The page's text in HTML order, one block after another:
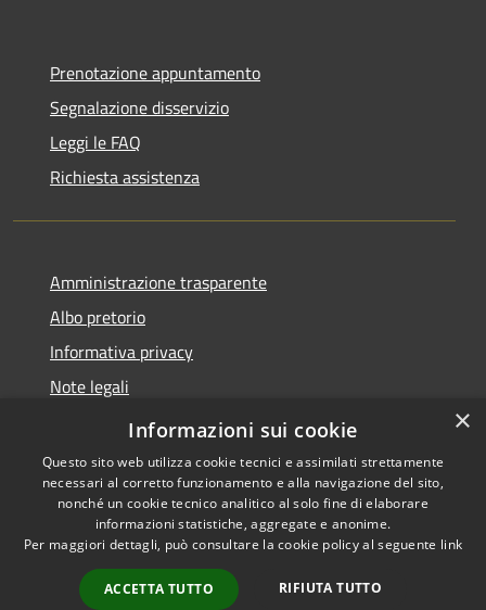
Prenotazione appuntamento
Segnalazione disservizio
Leggi le FAQ
Richiesta assistenza
Amministrazione trasparente
Albo pretorio
Informativa privacy
Note legali
Dichiarazione di accessibilità
Accessibilità
Copyright © 2026 • Comune di
Castel d'Ario • Powered by
Municipium•
×
Informazioni sui cookie
Questo sito web utilizza cookie tecnici e assimilati strettamente
necessari al corretto funzionamento e alla navigazione del sito,
nonché un cookie tecnico analitico al solo fine di elaborare
informazioni statistiche, aggregate e anonime.
Per maggiori dettagli, può consultare la cookie policy al seguente link
ACCETTA TUTTO RIFIUTA TUTTO